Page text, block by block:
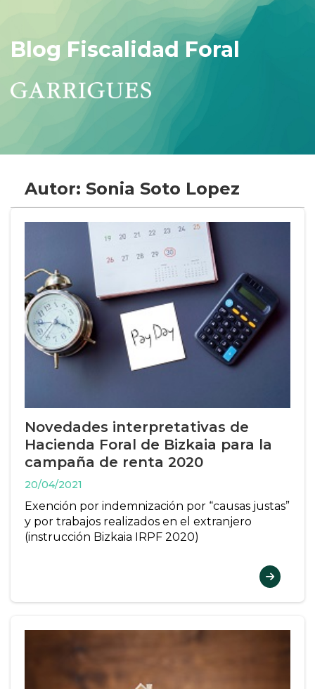
Blog Fiscalidad Foral
Autor: Sonia Soto Lopez
Novedades interpretativas de
Hacienda Foral de Bizkaia para la
campaña de renta 2020
20/04/2021
Exención por indemnización por “causas justas”
y por trabajos realizados en el extranjero
(instrucción Bizkaia IRPF 2020)